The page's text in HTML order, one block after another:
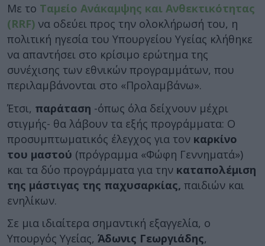
Με το Ταμείο Ανάκαμψης και Ανθεκτικότητας
(RRF) να οδεύει προς την ολοκλήρωσή του, η
πολιτική ηγεσία του Υπουργείου Υγείας κλήθηκε
να απαντήσει στο κρίσιμο ερώτημα της
συνέχισης των εθνικών προγραμμάτων, που
περιλαμβάνονται στο «Προλαμβάνω».
Έτσι, παράταση -όπως όλα δείχνουν μέχρι
στιγμής- θα λάβουν τα εξής προγράμματα: Ο
προσυμπτωματικός έλεγχος για τον καρκίνο
του μαστού (πρόγραμμα «Φώφη Γεννηματά»)
και τα δύο προγράμματα για την καταπολέμιση
της μάστιγας της παχυσαρκίας, παιδιών και
ενηλίκων.
Σε μια ιδιαίτερα σημαντική εξαγγελία, ο
Υπουργός Υγείας, Άδωνις Γεωργιάδης,